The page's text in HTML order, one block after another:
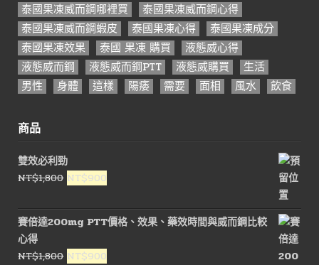
泰國果凍威而鋼哪裡買
泰國果凍威而鋼心得
泰國果凍威而鋼蝦皮
泰國果凍心得
泰國果凍成分
泰國果凍效果
泰國 果凍 購買
液態威心得
液態威而鋼
液態威而鋼PTT 液態威購買
生活
男性
身體 這樣 陽痿 需要 面相 風水 飲食
商品
雙效必利勁
NT$1,800 原
價
格：
NT$1,800。
NT$900
價
格：
NT$900。
賽倍達200mg PTT價格、效果、藥效時間與威而鋼比較
心得
NT$1,800 原
NT$900